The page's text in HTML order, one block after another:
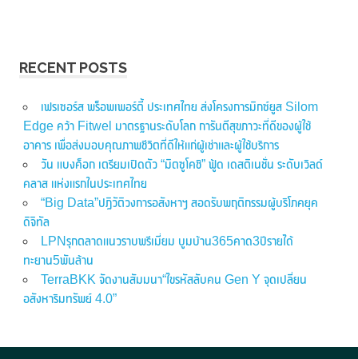
RECENT POSTS
เฟรเซอร์ส พร็อพเพอร์ตี้ ประเทศไทย ส่งโครงการมิกซ์ยูส Silom
Edge คว้า Fitwel มาตรฐานระดับโลก การันตีสุขภาวะที่ดีของผู้ใช้
อาคาร เพื่อส่งมอบคุณภาพชีวิตที่ดีให้แก่ผู้เช่าและผู้ใช้บริการ
วัน แบงค็อก เตรียมเปิดตัว “มิตซูโคชิ” ฟู้ด เดสติเนชั่น ระดับเวิลด์
คลาส แห่งแรกในประเทศไทย
“Big Data”ปฏิวัติวงการอสังหาฯ สอดรับพฤติกรรมผู้บริโภคยุค
ดิจิทัล
LPNรุกตลาดแนวราบพรีเมี่ยม บูมบ้าน365คาด3ปีรายได้
ทะยาน5พันล้าน
TerraBKK จัดงานสัมมนา“ไขรหัสลับคน Gen Y จุดเปลี่ยน
อสังหาริมทรัพย์ 4.0”